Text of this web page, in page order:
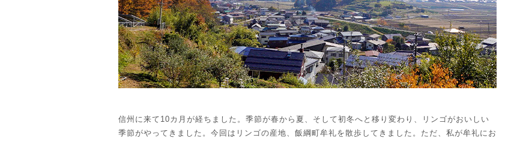
信州に来て10カ月が経ちました。季節が春から夏、そして初冬へと移り変わり、リンゴがおいしい
季節がやってきました。今回はリンゴの産地、飯綱町牟礼を散歩してきました。ただ、私が牟礼にお